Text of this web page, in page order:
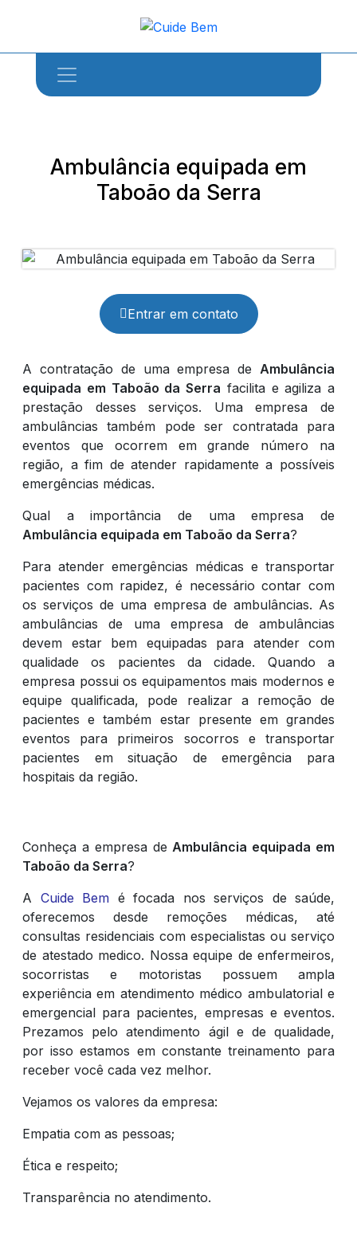
Ambulância equipada em
Taboão da Serra
A contratação de uma empresa de Ambulância
equipada em Taboão da Serra facilita e agiliza a
prestação desses serviços. Uma empresa de
ambulâncias também pode ser contratada para
eventos que ocorrem em grande número na
região, a fim de atender rapidamente a possíveis
emergências médicas.
Qual a importância de uma empresa de
Ambulância equipada em Taboão da Serra?
Para atender emergências médicas e transportar
pacientes com rapidez, é necessário contar com
os serviços de uma empresa de ambulâncias. As
ambulâncias de uma empresa de ambulâncias
devem estar bem equipadas para atender com
qualidade os pacientes da cidade. Quando a
empresa possui os equipamentos mais modernos e
equipe qualificada, pode realizar a remoção de
pacientes e também estar presente em grandes
eventos para primeiros socorros e transportar
pacientes em situação de emergência para
hospitais da região.
Entrar em contato
Conheça a empresa de Ambulância equipada em
Taboão da Serra?
A Cuide Bem é focada nos serviços de saúde,
oferecemos desde remoções médicas, até
consultas residenciais com especialistas ou serviço
de atestado medico. Nossa equipe de enfermeiros,
socorristas e motoristas possuem ampla
experiência em atendimento médico ambulatorial e
emergencial para pacientes, empresas e eventos.
Prezamos pelo atendimento ágil e de qualidade,
por isso estamos em constante treinamento para
receber você cada vez melhor.
Vejamos os valores da empresa:
Empatia com as pessoas;
Ética e respeito;
Transparência no atendimento.